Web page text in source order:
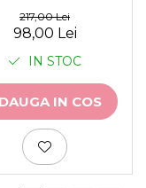
217,00 Lei
98,00 Lei
IN STOC
IN COS